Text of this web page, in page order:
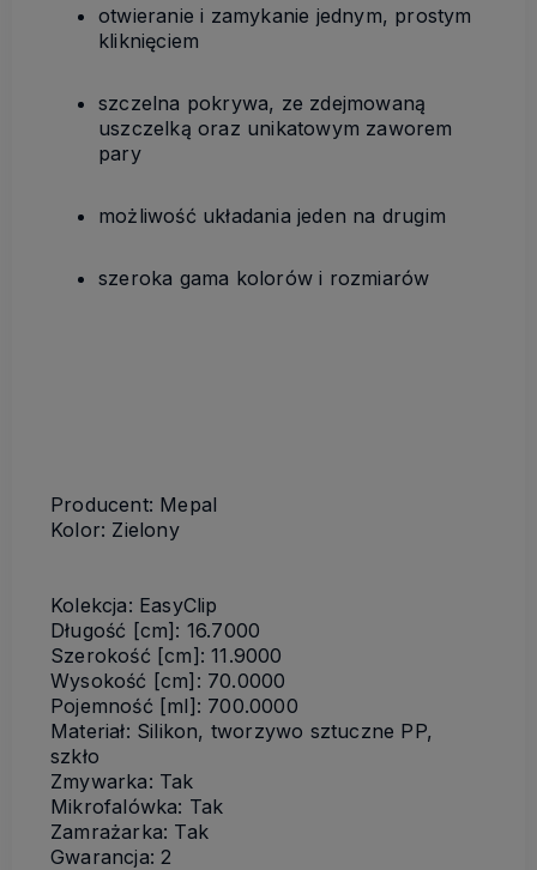
otwieranie i zamykanie jednym, prostym
kliknięciem
szczelna pokrywa, ze zdejmowaną
uszczelką oraz unikatowym zaworem
pary
możliwość układania jeden na drugim
szeroka gama kolorów i rozmiarów
Producent: Mepal
Kolor: Zielony
Kolekcja: EasyClip
Długość [cm]: 16.7000
Szerokość [cm]: 11.9000
Wysokość [cm]: 70.0000
Pojemność [ml]: 700.0000
Materiał: Silikon, tworzywo sztuczne PP,
szkło
Zmywarka: Tak
Mikrofalówka: Tak
Zamrażarka: Tak
Gwarancja: 2